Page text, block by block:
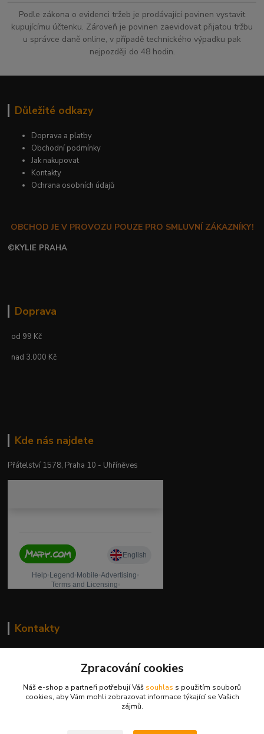
Podle zákona o evidenci tržeb je prodávající povinen vystavit
kupujícímu účtenku. Zároveň je povinen zaevidovat přijatou tržbu
u správce daně online, v případě technického výpadku pak
nejpozději do 48 hodin.
Důležité odkazy
Doprava a platby
Obchodní podmínky
Jak nakupovat
Kontakty
Ochrana osobních údajů
OBCHOD JE V PROVOZU POUZE PRO SMLUVNÍ ZÁKAZNÍKY!
©KYLIE PRAHA
Doprava
od 99 Kč
nad 3.000 Kč
Kde nás najdete
Přátelství 1578, Praha 10 - Uhříněves
Kontakty
739 001 068
PO - PÁ 8 - 17 hod.(mimo státní svátky)
Zpracování cookies
Náš e-shop a partneři potřebují Váš souhlas s použitím souborů
cookies, aby Vám mohli zobrazovat informace týkající se Vašich
zájmů.